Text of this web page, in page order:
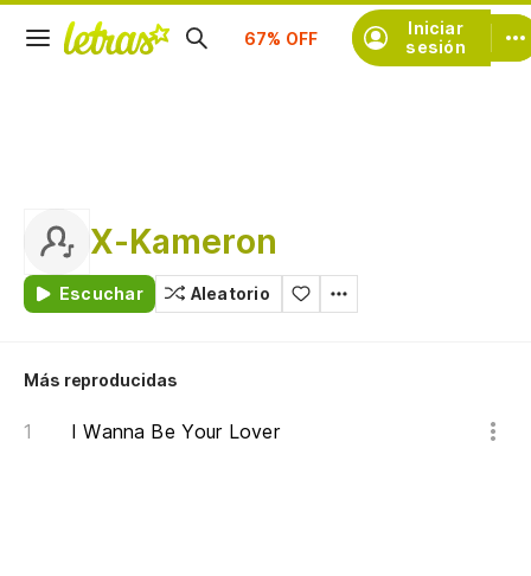
Iniciar
sesión
Suscríbete
X-Kameron
Escuchar Aleatorio
Más reproducidas
I Wanna Be Your Lover